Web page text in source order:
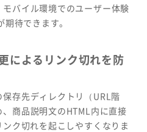
バイル環境でのユーザー体験
期待できます。
によるリンク切れを防
存先ディレクトリ（URL階
商品説明文のHTML内に直接
ク切れを起こしやすくなりま